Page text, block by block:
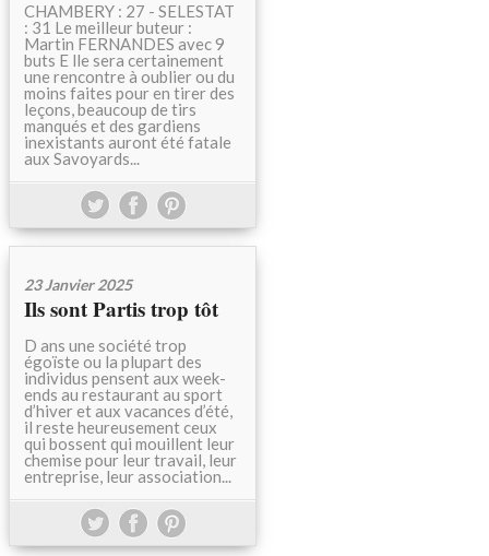
CHAMBERY : 27 - SELESTAT
: 31 Le meilleur buteur :
Martin FERNANDES avec 9
buts E lle sera certainement
une rencontre à oublier ou du
moins faites pour en tirer des
leçons, beaucoup de tirs
manqués et des gardiens
inexistants auront été fatale
aux Savoyards...
23 Janvier 2025
Ils sont Partis trop tôt
D ans une société trop
égoïste ou la plupart des
individus pensent aux week-
ends au restaurant au sport
d’hiver et aux vacances d’été,
il reste heureusement ceux
qui bossent qui mouillent leur
chemise pour leur travail, leur
entreprise, leur association...